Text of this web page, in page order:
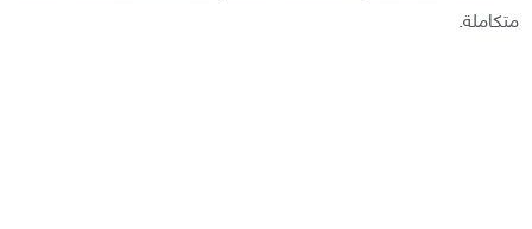
متكاملة.